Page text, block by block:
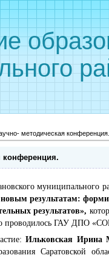
методическая конференция.
конференция.
муниципального
результатам:
результатов»,
проводилось ГАУ ДПО
Ильковская Ирина
Саратовской